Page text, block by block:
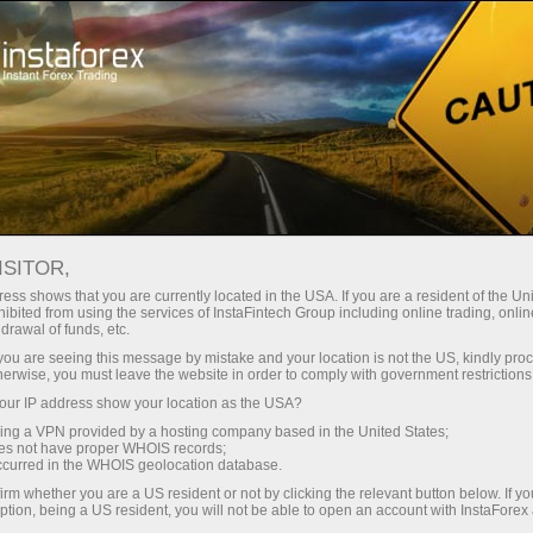
Dành cho nhà giao dịch
Forex Analytics
Các sự kiện InstaForex
TV
The TV events section offers you up-to-date
reportages showing the life outside the trading
platform.
shows that you are currently located in the USA. If you are a resident of the
from using the services of InstaFintech Group including online trading,
of funds, etc.
are seeing this message by mistake and your location is not the US, kindly
you must leave the website in order to comply with government
IP address show your location as the USA?
a VPN provided by a hosting company based in the United States;
not have proper WHOIS records;
in the WHOIS geolocation database.
whether you are a US resident or not by clicking the relevant button below. If
being a US resident, you will not be able to open an account with InstaForex